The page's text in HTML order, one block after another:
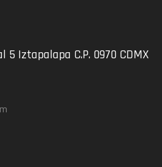
5 Iztapalapa C.P. 0970 CDMX